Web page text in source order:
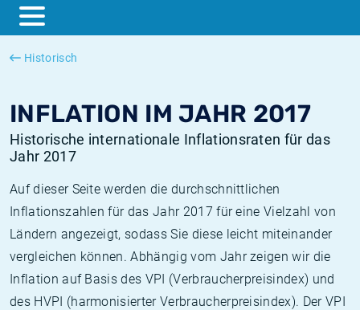
Historisch
INFLATION IM JAHR 2017
Historische internationale Inflationsraten für das
Jahr 2017
Auf dieser Seite werden die durchschnittlichen
Inflationszahlen für das Jahr 2017 für eine Vielzahl von
Ländern angezeigt, sodass Sie diese leicht miteinander
vergleichen können. Abhängig vom Jahr zeigen wir die
Inflation auf Basis des VPI (Verbraucherpreisindex) und
des HVPI (harmonisierter Verbraucherpreisindex). Der VPI
ESTER
SONIA
Deutsche inflation
Europäische inflation
Historische SOFR-Sätze
Historische SONIA-Sätze